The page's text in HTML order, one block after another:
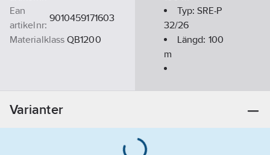
Ean
artikelnr:
9010459171603
Materialklass QB1200
Typ:SRE-P
32/26
Längd: 100
m
Innerdiameter:
Varianter